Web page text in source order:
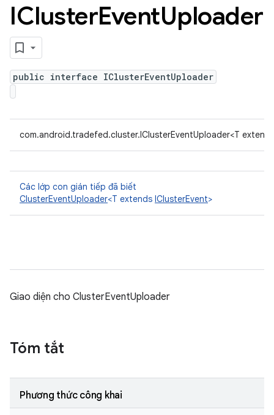
IClusterEventUploader
public interface IClusterEventUploader
com.android.tradefed.cluster.IClusterEventUploader<T
Các lớp con gián tiếp đã biết
ClusterEventUploader<T extends IClusterEvent>
Giao diện cho ClusterEventUploader
Tóm tắt
Phương thức công khai